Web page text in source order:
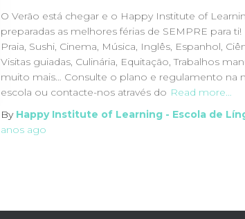
O Verão está chegar e o Happy Institute of
preparadas as melhores férias de SEMPRE para ti!
Praia, Sushi, Cinema, Música, Inglês, Espanhol,
Visitas guiadas, Culinária, Equitação, Trabalhos
muito mais… Consulte o plano e regulamento na
escola ou contacte-nos através do Read more…
By Happy Institute of Learning - Escola de
anos ago